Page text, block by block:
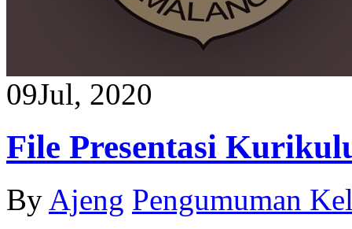
09Jul, 2020
File Presentasi
By Ajeng Pengumuman